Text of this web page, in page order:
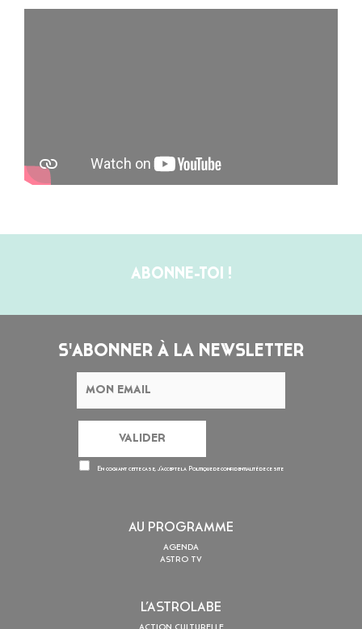
ABONNE-TOI !
S'ABONNER À LA NEWSLETTER
En cochant cette case, j’accepte la Politique de confidentialitéde ce site
AU PROGRAMME
AGENDA
ASTRO TV
L’ASTROLABE